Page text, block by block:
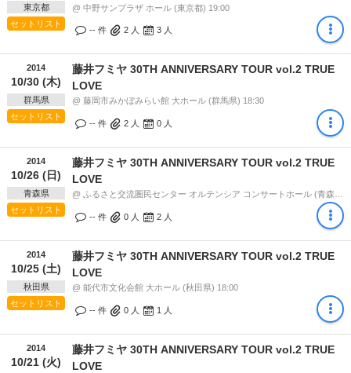
東京都
セットリスト
@ 中野サンプラザ ホール (東京都) 19:00
-- 件 2 人 3 人
2014
10/30 (木)
群馬県
セットリスト
藤井フミヤ 30TH ANNIVERSARY TOUR vol.2 TRUE
LOVE
@ 藤岡市みかぼみらい館 大ホール (群馬県) 18:30
-- 件 2 人 0 人
2014
10/26 (日)
青森県
セットリスト
藤井フミヤ 30TH ANNIVERSARY TOUR vol.2 TRUE
LOVE
-- 件 0 人 2 人
2014
10/25 (土)
秋田県
セットリスト
藤井フミヤ 30TH ANNIVERSARY TOUR vol.2 TRUE
LOVE
@ 能代市文化会館 大ホール (秋田県) 18:00
-- 件 0 人 1 人
2014
10/21 (火)
藤井フミヤ 30TH ANNIVERSARY TOUR vol.2 TRUE
LOVE